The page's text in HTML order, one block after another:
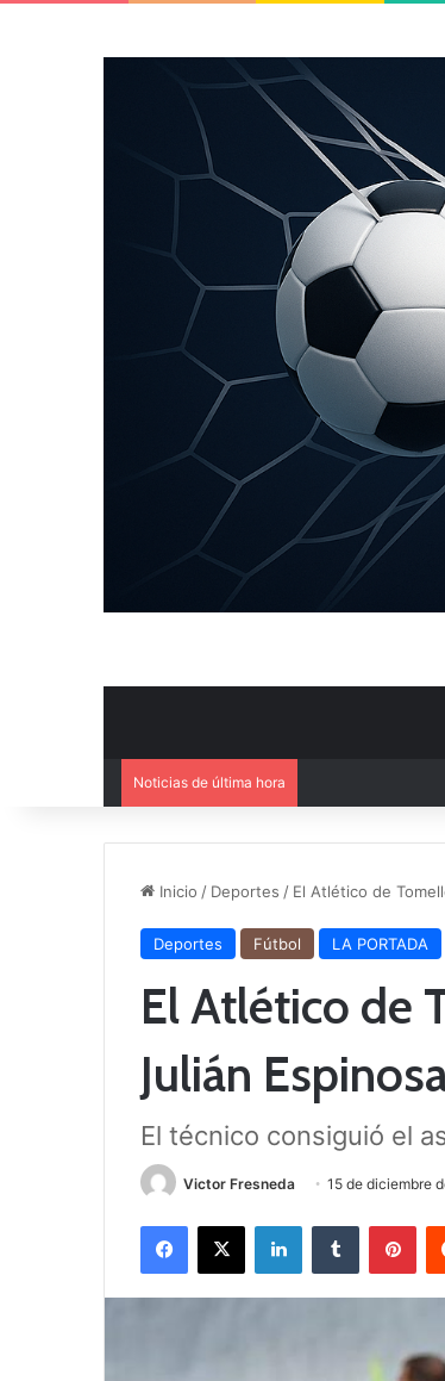
Noticias de última hora
Inicio / Deportes / El Atlético de
Deportes Fútbol LA PORTADA
El Atlético de
Julián
El técnico consiguió el
Victor Fresneda 15 de diciembre